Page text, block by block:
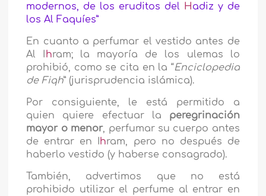
modernos, de los eruditos del Hadiz y de
los Al Faquíes”
En cuanto a perfumar el vestido antes de
Al I hram; la mayoría de los ulemas lo
prohibió, como se cita en la “Enciclopedia
de Fiqh” (jurisprudencia islámica).
Por consiguiente, le está permitido a
quien quiere efectuar la peregrinación
mayor o menor, perfumar su cuerpo antes
de entrar en I hram, pero no después de
haberlo vestido (y haberse consagrado).
También, advertimos que no está
prohibido utilizar el perfume al entrar en